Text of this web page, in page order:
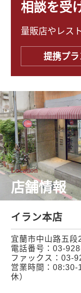
相談を受
量販店やレス
提携プラ
Location
店舗情報
イラン本店
宜蘭市中山路五段
電話番号：03-
ファックス：03-
営業時間：
休）